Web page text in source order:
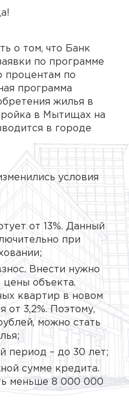
о том, что Банк
по программе
процентам по
программа
жилья в
в Мытищах на
в городе
условия
от 13%. Данный
при
Внести нужно
цены объекта.
квартир в новом
от 3,2%. Поэтому,
можно стать
период – до 30 лет;
сумме кредита.
меньше 8 000 000